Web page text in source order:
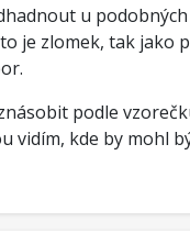
u
je zlomek, tak jako
podle
vidím, kde by mohl